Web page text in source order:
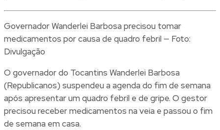
Governador Wanderlei Barbosa precisou tomar
medicamentos por causa de quadro febril — Foto:
Divulgação
O governador do Tocantins Wanderlei Barbosa
(Republicanos) suspendeu a agenda do fim de semana
após apresentar um quadro febril e de gripe. O gestor
precisou receber medicamentos na veia e passou o fim
de semana em casa.